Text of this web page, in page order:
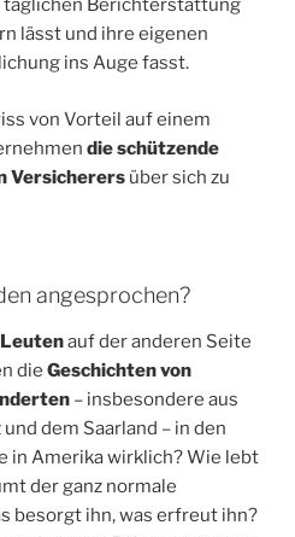
täglichen Berichterstattung
lässt und ihre eigenen
ins Auge fasst.
von Vorteil auf einem
die schützende
Versicherers über sich zu
angesprochen?
auf der anderen Seite
die Geschichten von
– insbesondere aus
dem Saarland – in den
in Amerika wirklich? Wie lebt
der ganz normale
besorgt ihn, was erfreut ihn?